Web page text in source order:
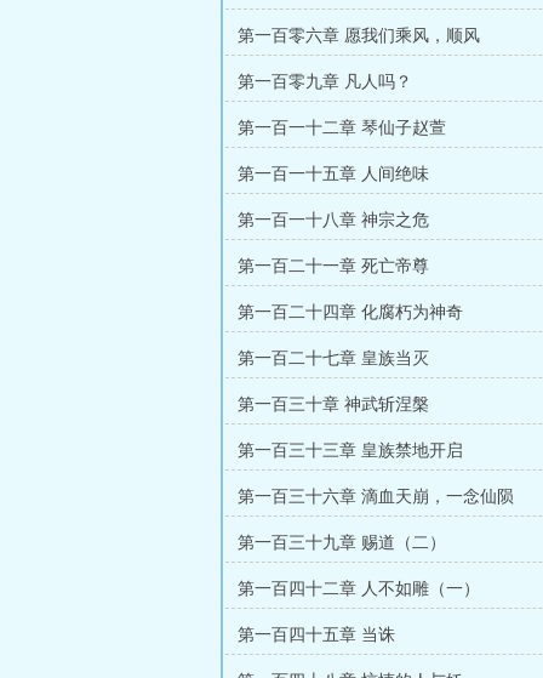
第一百零六章 愿我们乘风，顺风
第一百零九章 凡人吗？
第一百一十二章 琴仙子赵萱
第一百一十五章 人间绝味
第一百一十八章 神宗之危
第一百二十一章 死亡帝尊
第一百二十四章 化腐朽为神奇
第一百二十七章 皇族当灭
第一百三十章 神武斩涅槃
第一百三十三章 皇族禁地开启
第一百三十六章 滴血天崩，一念仙陨
第一百三十九章 赐道（二）
第一百四十二章 人不如雕（一）
第一百四十五章 当诛